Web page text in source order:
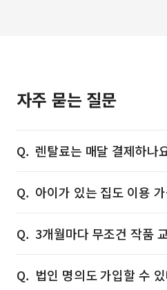
자주 묻는 질문
렌탈료는 매달 결제하나
아이가 있는 집도 이용
3개월마다 무조건 작품
법인 명의도 가입할 수